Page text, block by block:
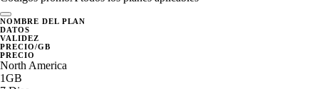
NOMBRE DEL PLAN
DATOS
VALIDEZ
PRECIO/GB
PRECIO
North America
1GB